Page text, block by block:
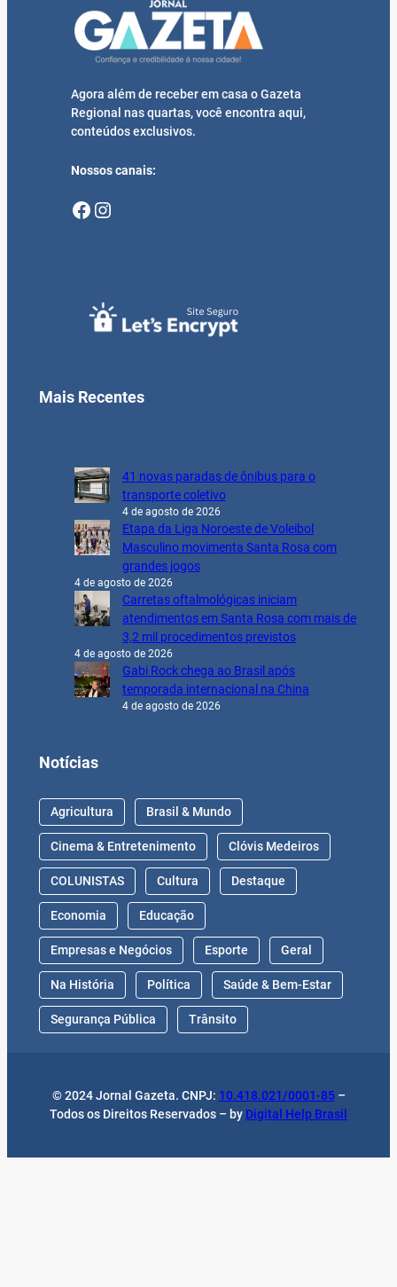
Agora além de receber em casa o Gazeta
Regional nas quartas, você encontra aqui,
conteúdos exclusivos.
Nossos canais:
Facebook Instagram
Mais Recentes
41 novas paradas de ônibus para o
transporte coletivo
4 de agosto de 2026
Etapa da Liga Noroeste de Voleibol
Masculino movimenta Santa Rosa com
grandes jogos
4 de agosto de 2026
Carretas oftalmológicas iniciam
atendimentos em Santa Rosa com mais de
3,2 mil procedimentos previstos
4 de agosto de 2026
Gabi Rock chega ao Brasil após
temporada internacional na China
4 de agosto de 2026
Notícias
Agricultura Brasil & Mundo
Cinema & Entretenimento Clóvis Medeiros
COLUNISTAS Cultura Destaque
Economia Educação
Empresas e Negócios Esporte Geral
Na História Política Saúde & Bem-Estar
Segurança Pública Trânsito
© 2024 Jornal Gazeta. CNPJ: 10.418.021/0001-85–
Todos os Direitos Reservados – by Digital Help Brasil